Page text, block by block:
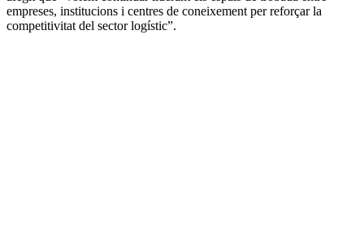
empreses, institucions i centres de coneixement per reforçar la
competitivitat del sector logístic”.